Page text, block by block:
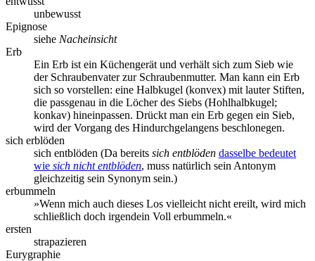
unbewusst
Epignose
siehe Nacheinsicht
Erb
Ein Erb ist ein Küchengerät und verhält sich zum Sieb wie
der Schraubenvater zur Schraubenmutter. Man kann ein Erb
sich so vorstellen: eine Halbkugel (konvex) mit lauter Stiften,
die passgenau in die Löcher des Siebs (Hohlhalbkugel;
konkav) hineinpassen. Drückt man ein Erb gegen ein Sieb,
wird der Vorgang des Hindurchgelangens beschlonegen.
sich erblöden
sich entblöden (Da bereits sich entblöden dasselbe bedeutet
wie sich nicht entblöden, muss natürlich sein Antonym
gleichzeitig sein Synonym sein.)
erbummeln
»Wenn mich auch dieses Los vielleicht nicht ereilt, wird mich
schließlich doch irgendein Voll erbummeln.«
ersten
strapazieren
Eurygraphie